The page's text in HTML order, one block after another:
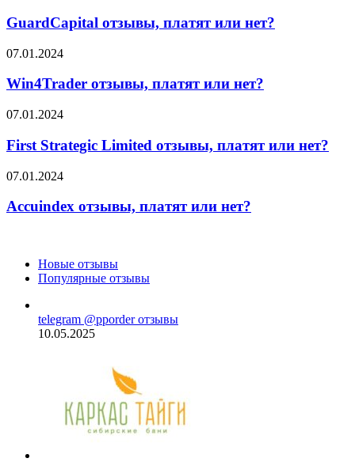
платят
или
нет?
GuardCapital отзывы, платят или нет?
Win4Trader
платят
нет?
07.01.2024
Win4Trader отзывы, платят или нет?
First
Limited
отзывы,
платят
или
нет?
07.01.2024
First Strategic Limited отзывы, платят или нет?
Accuindex
платят
07.01.2024
Accuindex отзывы, платят или нет?
Новые отзывы
Популярные отзывы
telegram @pporder отзывы
10.05.2025